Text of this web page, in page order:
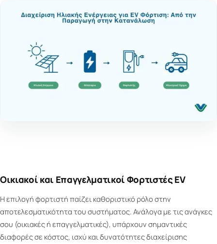
Οικιακοί και Επαγγελματικοί Φορτιστές EV
Η επιλογή φορτιστή παίζει καθοριστικό ρόλο στην
αποτελεσματικότητα του συστήματος. Ανάλογα με τις ανάγκες
σου (οικιακές ή επαγγελματικές), υπάρχουν σημαντικές
διαφορές σε κόστος, ισχύ και δυνατότητες διαχείρισης